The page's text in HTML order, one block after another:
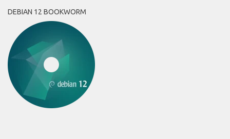
DEBIAN 12 BOOKWORM